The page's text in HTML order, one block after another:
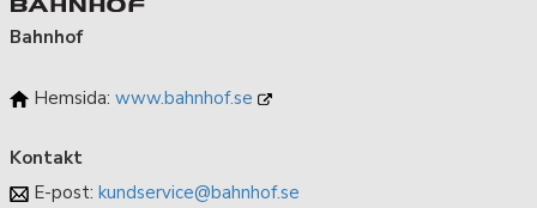
Bahnhof
Hemsida: www.bahnhof.se
Kontakt
E-post: kundservice@bahnhof.se